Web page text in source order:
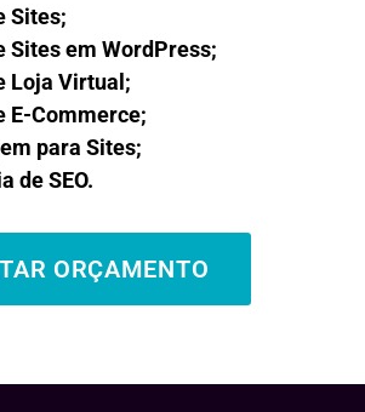
Sites;
Sites em WordPress;
Loja Virtual;
E-Commerce;
para Sites;
de SEO.
ORÇAMENTO